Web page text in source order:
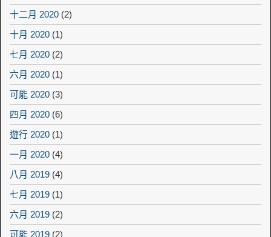
十二月 2020 (2)
十月 2020 (1)
七月 2020 (2)
六月 2020 (1)
可能 2020 (3)
四月 2020 (6)
遊行 2020 (1)
一月 2020 (4)
八月 2019 (4)
七月 2019 (1)
六月 2019 (2)
可能 2019 (2)